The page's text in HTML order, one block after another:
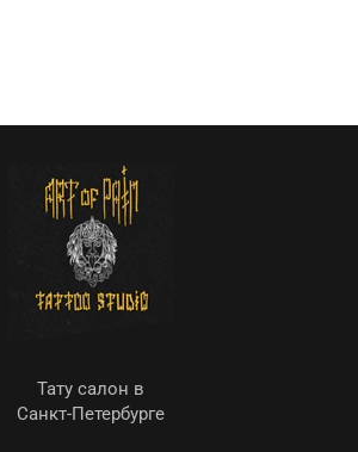
Тату салон в
Санкт-Петербурге